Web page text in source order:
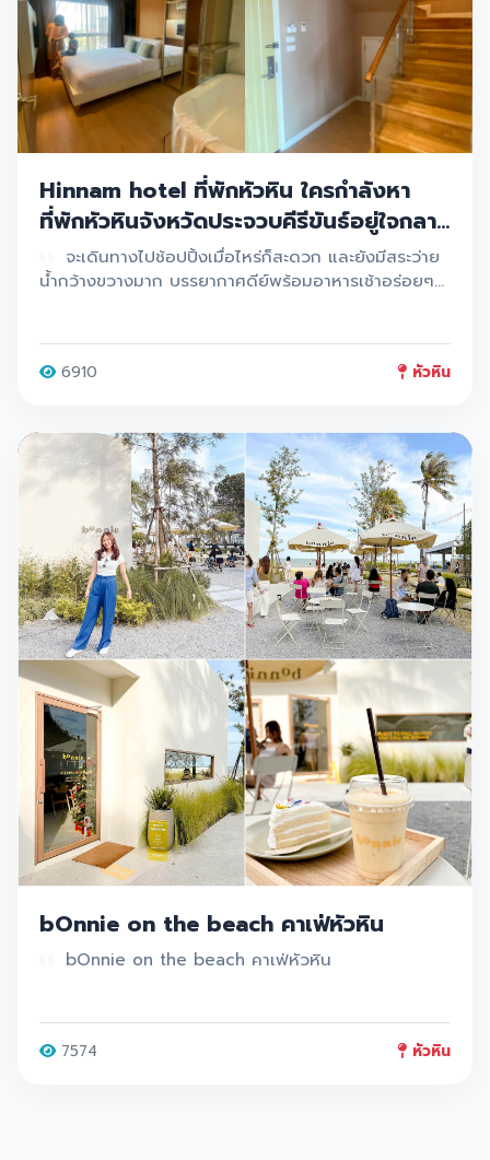
Hinnam hotel ที่พักหัวหิน ใครกำลังหา
ที่พักหัวหินจังหวัดประจวบคีรีขันธ์อยู่ใจกลาง
เมืองราคาหลักร้อยและบริการน่าประทับใจ
มว๊ากก เดินทางสะดวกสบายซึ่งอยู่ติดถนน
จะเดินทางไปช้อปปิ้งเมื่อไหร่ก็สะดวก และยังมีสระว่าย
น้ำกว้างขวางมาก บรรยากาศดีย์พร้อมอาหารเช้าอร่อยๆ
6910 หัวหิน
bOnnie on the beach คาเฟ่หัวหิน
bOnnie on the beach คาเฟ่หัวหิน
7574 หัวหิน